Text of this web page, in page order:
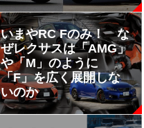
いまやRC Fのみ！ な
ぜレクサスは「AMG」
や「M」のように
「F」を広く展開しな
いのか